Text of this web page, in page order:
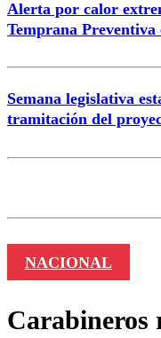
Alerta por calor
Temprana Preventiva
Semana legislativa
tramitación del
NACIONAL
Carabineros